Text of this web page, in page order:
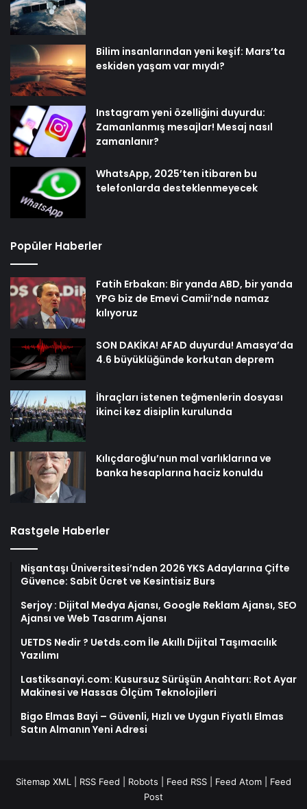
Bilim insanlarından yeni keşif: Mars’ta
eskiden yaşam var mıydı?
Instagram yeni özelliğini duyurdu:
Zamanlanmış mesajlar! Mesaj nasıl
zamanlanır?
WhatsApp, 2025’ten itibaren bu
telefonlarda desteklenmeyecek
Popüler Haberler
Fatih Erbakan: Bir yanda ABD, bir yanda
YPG biz de Emevi Camii’nde namaz
kılıyoruz
SON DAKİKA! AFAD duyurdu! Amasya’da
4.6 büyüklüğünde korkutan deprem
İhraçları istenen teğmenlerin dosyası
ikinci kez disiplin kurulunda
Kılıçdaroğlu’nun mal varlıklarına ve
banka hesaplarına haciz konuldu
Rastgele Haberler
Nişantaşı Üniversitesi’nden 2026 YKS Adaylarına Çifte
Güvence: Sabit Ücret ve Kesintisiz Burs
Serjoy : Dijital Medya Ajansı, Google Reklam Ajansı, SEO
Ajansı ve Web Tasarım Ajansı
UETDS Nedir ? Uetds.com İle Akıllı Dijital Taşımacılık
Yazılımı
Lastiksanayi.com: Kusursuz Sürüşün Anahtarı: Rot Ayar
Makinesi ve Hassas Ölçüm Teknolojileri
Bigo Elmas Bayi – Güvenli, Hızlı ve Uygun Fiyatlı Elmas
Satın Almanın Yeni Adresi
Sitemap XML RSS Feed Robots Feed RSS Feed Atom
Feed
Post